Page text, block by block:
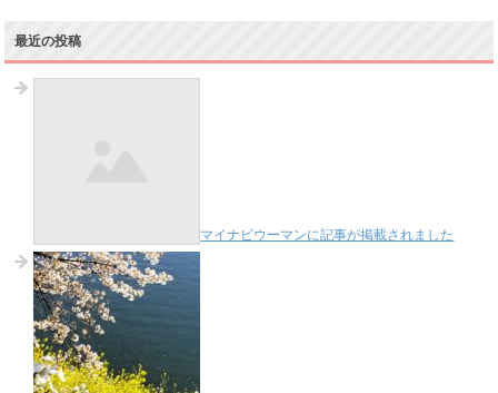
最近の投稿
マイナビウーマンに記事が掲載されました